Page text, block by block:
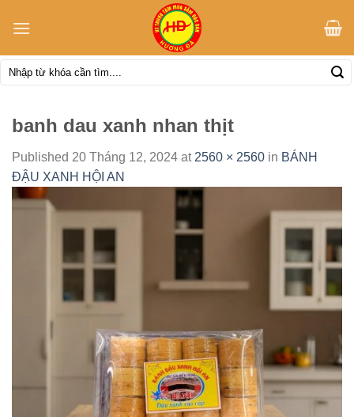
Tìm
kiếm:
banh dau xanh nhan thịt
Published 20 Tháng 12, 2024 at 2560 × 2560 in BÁNH
ĐẬU XANH HỘI AN